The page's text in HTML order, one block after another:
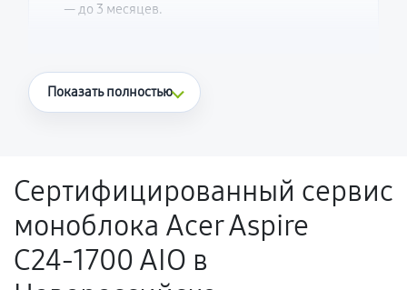
— до 3 месяцев.
Что считается гарантийным случаем
Поломка установленной детали при
нормальной эксплуатации в течение
гарантийного срока.
Несоответствие комплектующей заявленным
Показать полностью
Сертифицированный сервис
моноблока Acer Aspire
C24‑1700 AIO в